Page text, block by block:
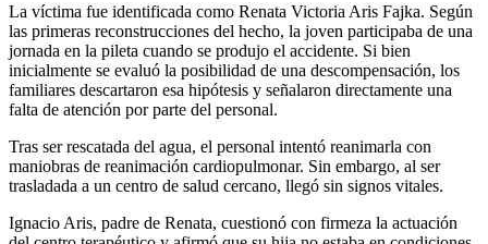
La víctima fue identificada como Renata Victoria Aris Fajka. Según
las primeras reconstrucciones del hecho, la joven participaba de una
jornada en la pileta cuando se produjo el accidente. Si bien
inicialmente se evaluó la posibilidad de una descompensación, los
familiares descartaron esa hipótesis y señalaron directamente una
falta de atención por parte del personal.
Tras ser rescatada del agua, el personal intentó reanimarla con
maniobras de reanimación cardiopulmonar. Sin embargo, al ser
trasladada a un centro de salud cercano, llegó sin signos vitales.
Ignacio Aris, padre de Renata, cuestionó con firmeza la actuación